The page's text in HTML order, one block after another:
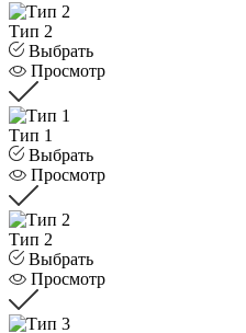
Тип 2
Выбрать
Просмотр
Тип 1
Выбрать
Просмотр
Тип 2
Выбрать
Просмотр